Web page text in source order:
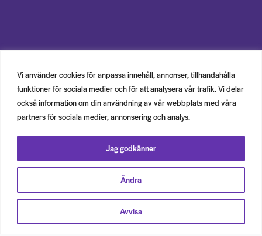
Vi använder cookies för anpassa innehåll, annonser, tillhandahålla
funktioner för sociala medier och för att analysera vår trafik. Vi delar
också information om din användning av vår webbplats med våra
partners för sociala medier, annonsering och analys.
Ändra
Avvisa
Jag godkänner